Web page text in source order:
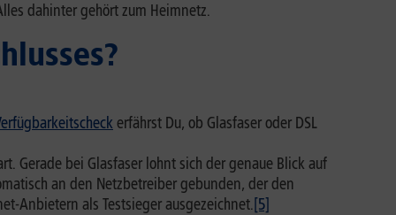
dahinter gehört zum Heimnetz.
erfährst Du, ob Glasfaser oder DSL
Gerade bei Glasfaser lohnt sich der genaue Blick auf
an den Netzbetreiber gebunden, der den
Anbietern als Testsieger ausgezeichnet.[5]